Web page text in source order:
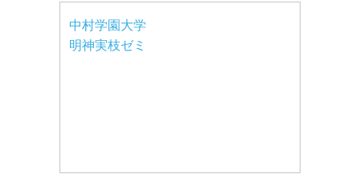
中村学園大学
明神実枝ゼミ